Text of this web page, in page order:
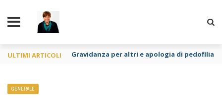
ULTIMI ARTICOLI Gravidanza per altri e apologia di pedofilia
GENERALE